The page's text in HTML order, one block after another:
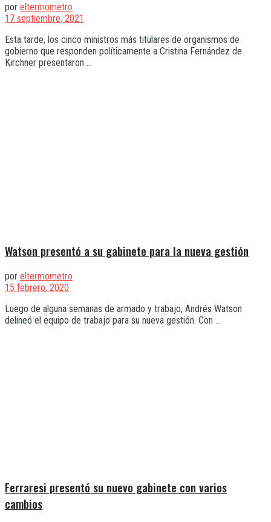
por eltermometro
17 septiembre, 2021
Esta tarde, los cinco ministros más titulares de organismos de
gobierno que responden políticamente a Cristina Fernández de
Kirchner presentaron ...
Watson presentó a su gabinete para la nueva gestión
por eltermometro
15 febrero, 2020
Luego de alguna semanas de armado y trabajo, Andrés Watson
delineó el equipo de trabajo para su nueva gestión. Con ...
Ferraresi presentó su nuevo gabinete con varios
cambios